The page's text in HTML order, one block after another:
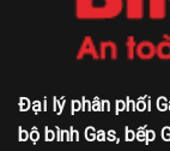
Đại lý phân phối
bộ bình Gas, bếp